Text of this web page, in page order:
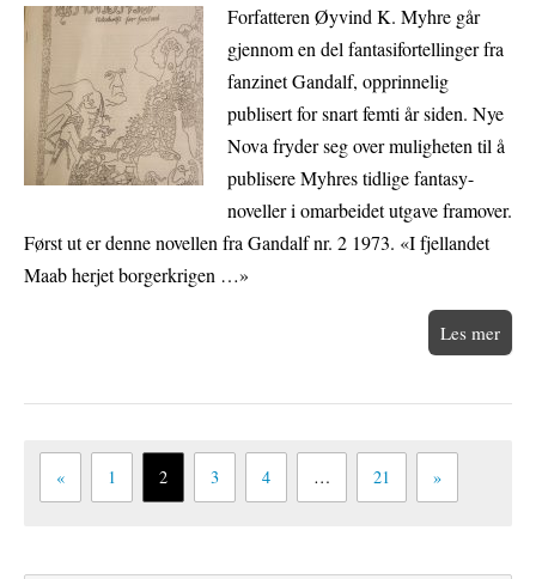
Forfatteren Øyvind K. Myhre går
gjennom en del fantasifortellinger fra
fanzinet Gandalf, opprinnelig
publisert for snart femti år siden. Nye
Nova fryder seg over muligheten til å
publisere Myhres tidlige fantasy-
noveller i omarbeidet utgave framover.
Først ut er denne novellen fra Gandalf nr. 2 1973. «I fjellandet
Maab herjet borgerkrigen …»
Les mer
« 1 2 3 4 … 21 »